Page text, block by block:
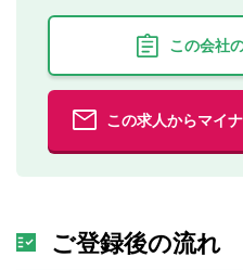
この会社
この求人からマイ
ご登録後の流れ